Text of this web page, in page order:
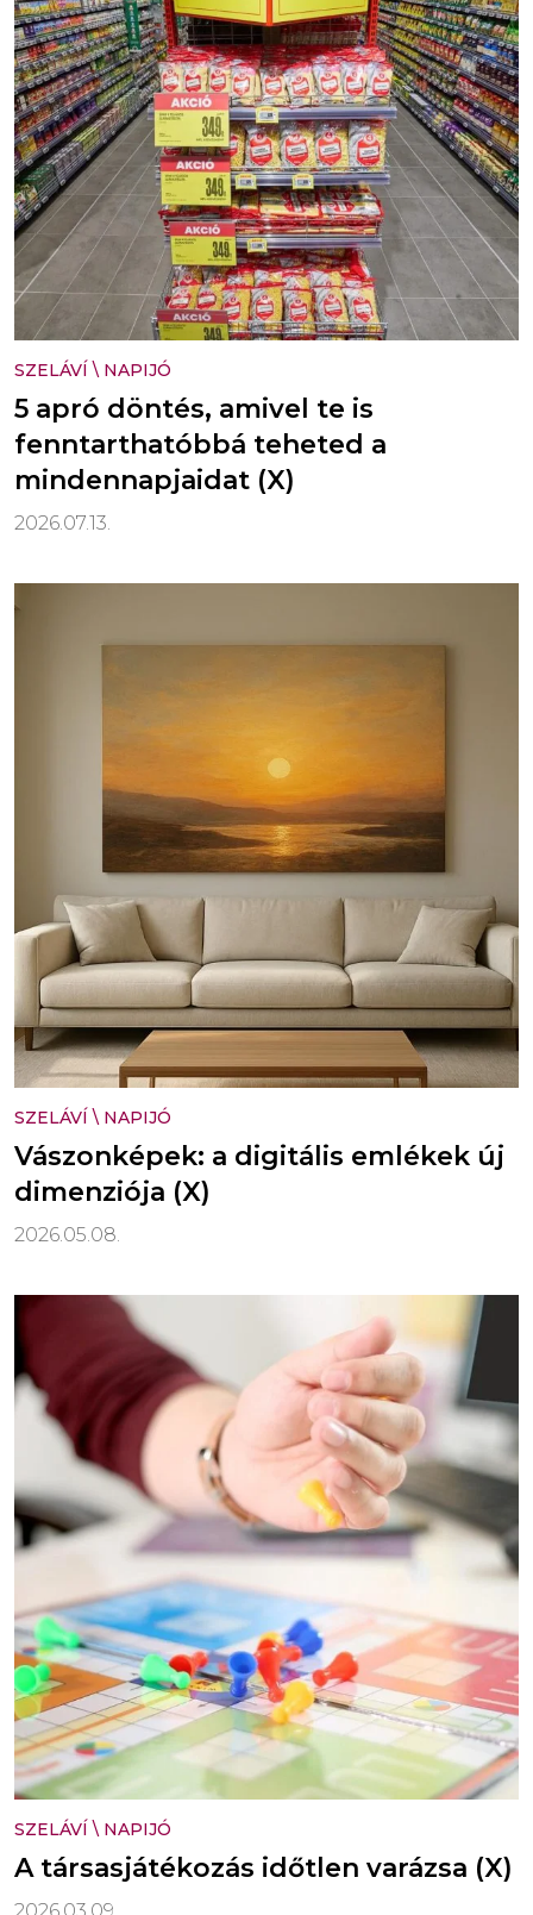
SZELÁVÍ \ NAPIJÓ
5 apró döntés, amivel te is
fenntarthatóbbá teheted a
mindennapjaidat (X)
2026.07.13.
SZELÁVÍ \ NAPIJÓ
Vászonképek: a digitális emlékek új
dimenziója (X)
2026.05.08.
SZELÁVÍ \ NAPIJÓ
A társasjátékozás időtlen varázsa (X)